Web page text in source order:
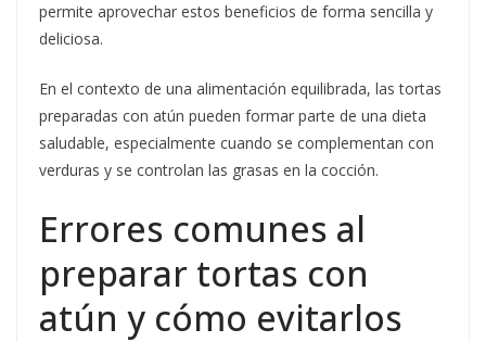
permite aprovechar estos beneficios de forma sencilla y
deliciosa.
En el contexto de una alimentación equilibrada, las tortas
preparadas con atún pueden formar parte de una dieta
saludable, especialmente cuando se complementan con
verduras y se controlan las grasas en la cocción.
Errores comunes al
preparar tortas con
atún y cómo evitarlos